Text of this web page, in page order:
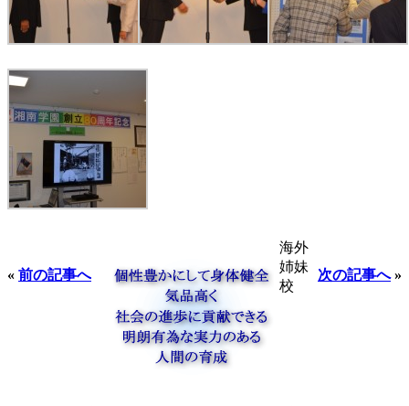
« 前の記事へ 次の記事へ»
海外
姉妹
校